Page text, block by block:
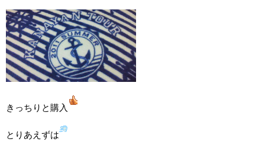
きっちりと購入
とりあえずは